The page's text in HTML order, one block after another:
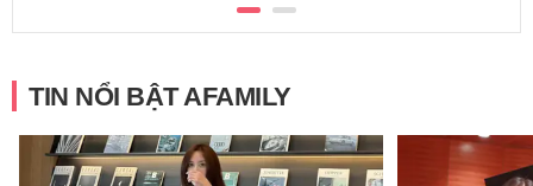
TIN NỔI BẬT AFAMILY